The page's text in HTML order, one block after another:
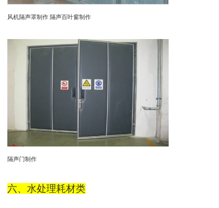
风机隔声罩制作 隔声百叶窗制作
隔声门制作
六、 水处理耗材类